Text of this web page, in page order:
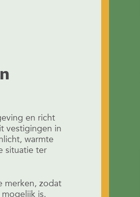
en richt
vestigingen in
warmte
situatie ter
merken, zodat
is.